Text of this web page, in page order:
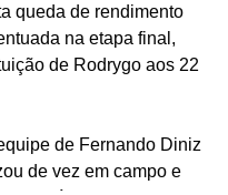
queda de rendimento
na etapa final,
de Rodrygo aos 22
de Fernando Diniz
de vez em campo e